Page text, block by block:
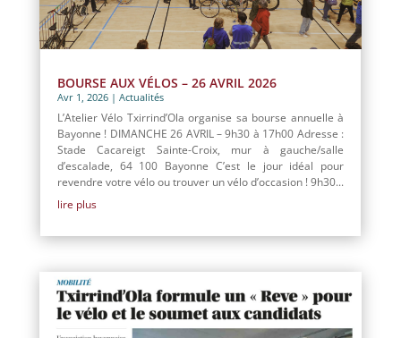
BOURSE AUX VÉLOS – 26 AVRIL 2026
Avr 1, 2026| Actualités
L’Atelier Vélo Txirrind’Ola organise sa bourse annuelle à
Bayonne ! DIMANCHE 26 AVRIL – 9h30 à 17h00 Adresse :
Stade Cacareigt Sainte-Croix, mur à gauche/salle
d’escalade, 64 100 Bayonne C’est le jour idéal pour
revendre votre vélo ou trouver un vélo d’occasion ! 9h30...
lire plus